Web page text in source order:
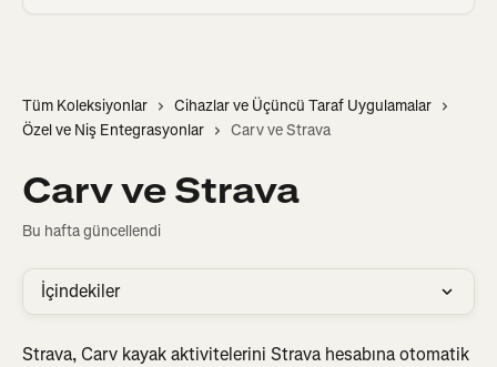
Tüm Koleksiyonlar
Cihazlar ve Üçüncü Taraf Uygulamalar
Özel ve Niş Entegrasyonlar
Carv ve Strava
Carv ve Strava
Bu hafta güncellendi
İçindekiler
Strava, Carv kayak aktivitelerini Strava hesabına otomatik